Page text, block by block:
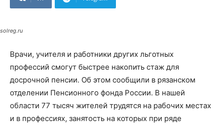
solreg.ru
Врачи, учителя и работники других льготных
профессий смогут быстрее накопить стаж для
досрочной пенсии. Об этом сообщили в рязанском
отделении Пенсионного фонда России. В нашей
области 77 тысяч жителей трудятся на рабочих местах
и в профессиях, занятость на которых при ряде